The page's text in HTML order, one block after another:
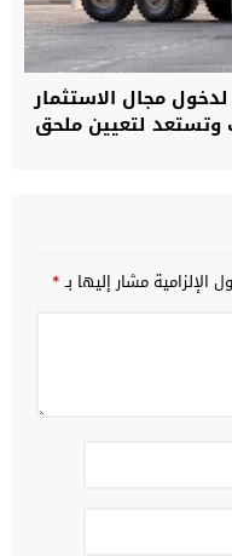
مجال الاستثمار
لتعيين ملحق
الإلزامية مشار إليها بـ*